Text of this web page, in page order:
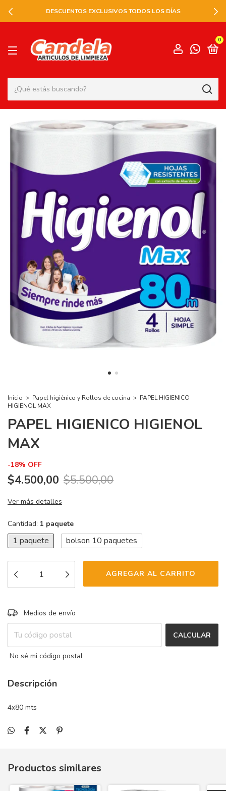
DESCUENTOS EXCLUSIVOS TODOS LOS DÍAS
0
Inicio > Papel higiénico y Rollos de cocina > PAPEL HIGIENICO
HIGIENOL MAX
PAPEL HIGIENICO HIGIENOL
MAX
-18% OFF
$4.500,00 $5.500,00
Ver más detalles
Cantidad: 1 paquete
1 paquete bolson 10 paquetes
Entregas para el CP:
Medios de envío
CALCULAR
No sé mi código postal
Descripción
4x80 mts
Productos similares